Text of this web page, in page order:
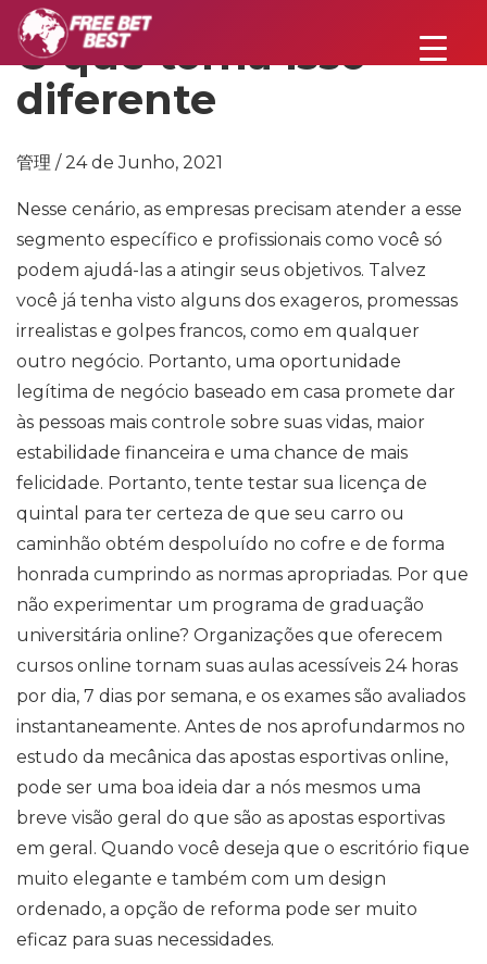
O que torna isso
diferente
管理 / 24 de Junho, 2021
Nesse cenário, as empresas precisam atender a esse
segmento específico e profissionais como você só
podem ajudá-las a atingir seus objetivos. Talvez
você já tenha visto alguns dos exageros, promessas
irrealistas e golpes francos, como em qualquer
outro negócio. Portanto, uma oportunidade
legítima de negócio baseado em casa promete dar
às pessoas mais controle sobre suas vidas, maior
estabilidade financeira e uma chance de mais
felicidade. Portanto, tente testar sua licença de
quintal para ter certeza de que seu carro ou
caminhão obtém despoluído no cofre e de forma
honrada cumprindo as normas apropriadas. Por que
não experimentar um programa de graduação
universitária online? Organizações que oferecem
cursos online tornam suas aulas acessíveis 24 horas
por dia, 7 dias por semana, e os exames são avaliados
instantaneamente. Antes de nos aprofundarmos no
estudo da mecânica das apostas esportivas online,
pode ser uma boa ideia dar a nós mesmos uma
breve visão geral do que são as apostas esportivas
em geral. Quando você deseja que o escritório fique
muito elegante e também com um design
ordenado, a opção de reforma pode ser muito
eficaz para suas necessidades.